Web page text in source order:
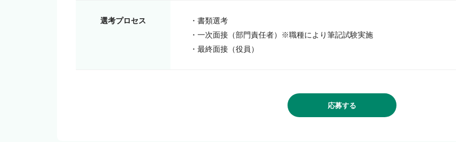
選考プロセス
・書類選考
・一次面接（部門責任者）※職種により筆記試験実施
・最終面接（役員）
応募する